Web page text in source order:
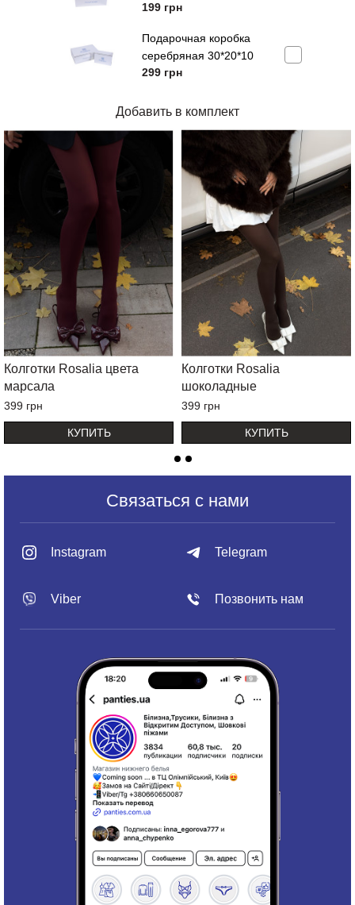
199 грн
Подарочная коробка
серебряная 30*20*10
299 грн
Добавить в комплект
Колготки Rosalia цвета
марсала
399 грн
КУПИТЬ
Колготки Rosalia
шоколадные
399 грн
КУПИТЬ
Связаться с нами
Instagram Telegram
Viber Позвонить нам